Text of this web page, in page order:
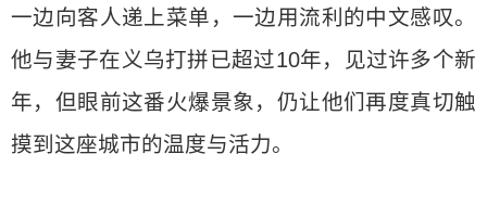
一边向客人递上菜单，一边用流利的中文感叹。
他与妻子在义乌打拼已超过10年，见过许多个新
年，但眼前这番火爆景象，仍让他们再度真切触
摸到这座城市的温度与活力。